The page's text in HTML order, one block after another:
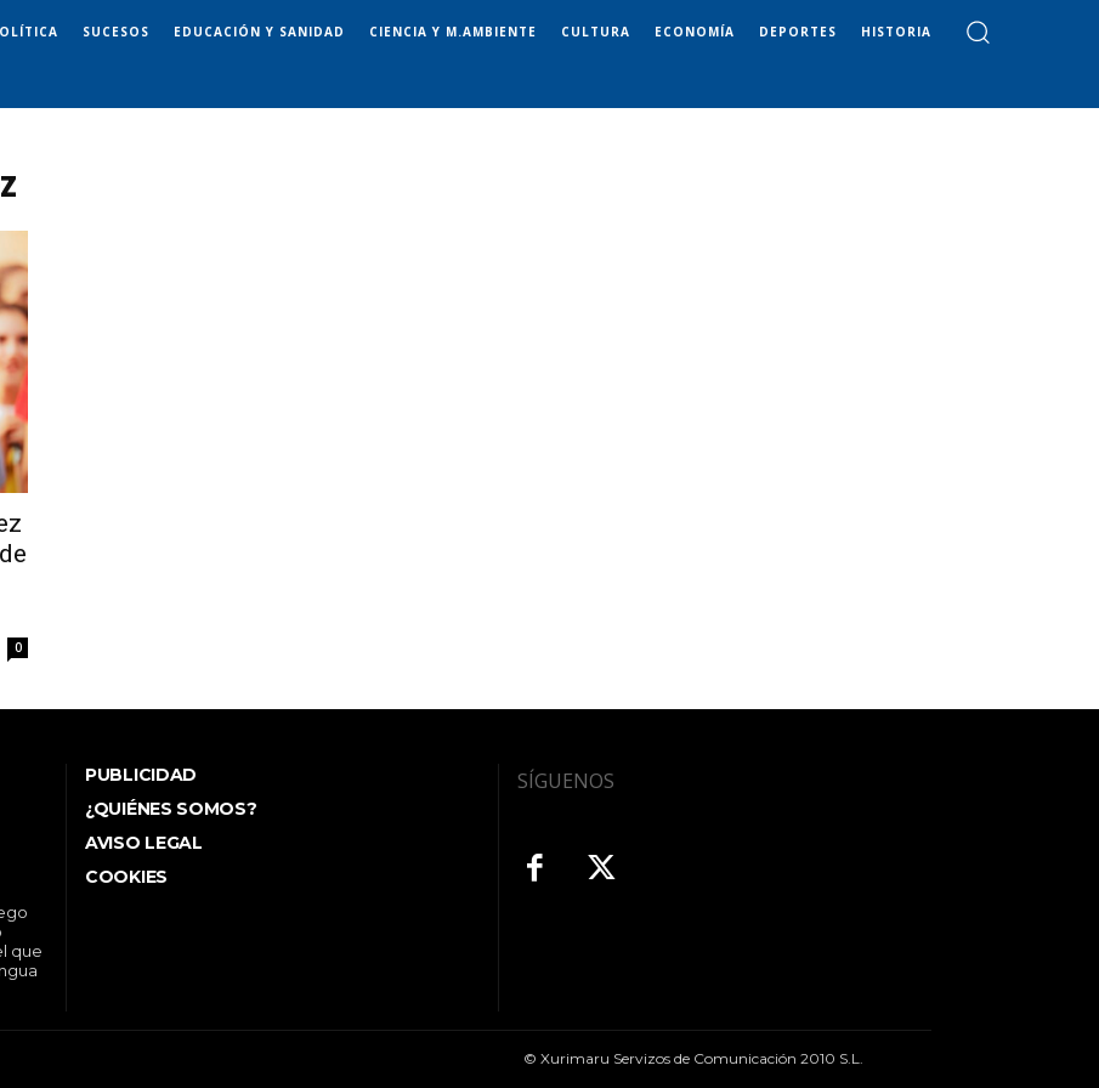
SUCESOS EDUCACIÓN Y SANIDAD CIENCIA Y M.AMBIENTE CULTURA ECONOMÍA DEPORTES HISTORIA
0
que
PUBLICIDAD
¿QUIÉNES SOMOS?
AVISO LEGAL
COOKIES
SÍGUENOS
© Xurimaru Servizos de Comunicación 2010 S.L.